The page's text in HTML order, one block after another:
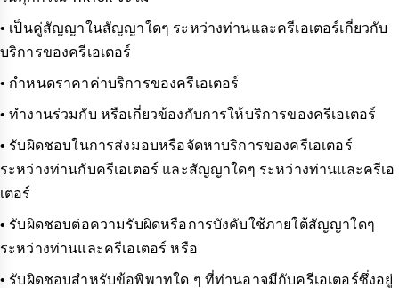
• เป็นคู่สัญญาในสัญญาใดๆ ระหว่างท่านและครีเอเตอร์เกี่ยวกับ
บริการของครีเอเตอร์
• กำหนดราคาค่าบริการของครีเอเตอร์
• ทำงานร่วมกับ หรือเกี่ยวข้องกับการให้บริการของครีเอเตอร์
• รับผิดชอบในการส่งมอบหรือจัดหาบริการของครีเอเตอร์
ระหว่างท่านกับครีเอเตอร์ และสัญญาใดๆ ระหว่างท่านและครีเอ
เตอร์
• รับผิดชอบต่อความรับผิดหรือการบังคับใช้ภายใต้สัญญาใดๆ
ระหว่างท่านและครีเอเตอร์ หรือ
• รับผิดชอบสำหรับข้อพิพาทใด ๆ ที่ท่านอาจมีกับครีเอเตอร์ซึ่งอยู่